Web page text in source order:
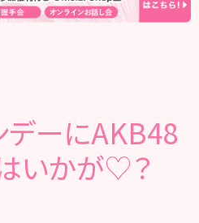
デーにAKB48
いかが♡？